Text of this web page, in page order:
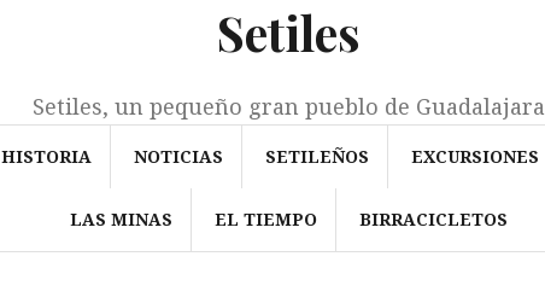
Setiles
Setiles, un pequeño gran pueblo de Guadalajara
HISTORIA NOTICIAS SETILEÑOS EXCURSIONES
LAS MINAS EL TIEMPO BIRRACICLETOS